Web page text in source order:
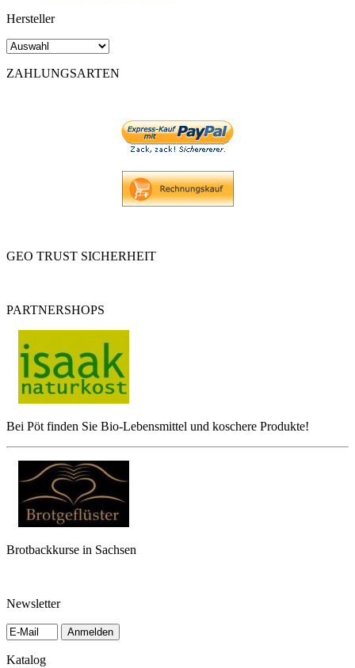
Hersteller
ZAHLUNGSARTEN
GEO TRUST SICHERHEIT
PARTNERSHOPS
Bei Pöt finden Sie Bio-Lebensmittel und koschere Produkte!
Brotbackkurse in Sachsen
Newsletter
Anmelden
Katalog